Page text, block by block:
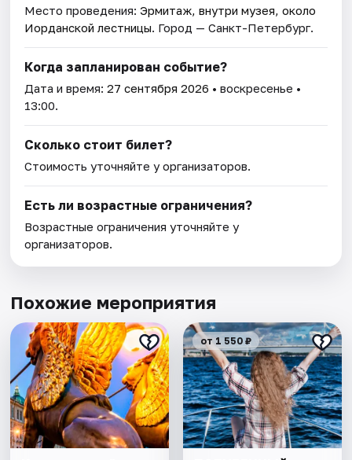
Место проведения:Эрмитаж, внутри музея, около
Иорданской лестницы. Город — Санкт-Петербург.
Когда запланирован событие?
Дата и время:27 сентября 2026 • воскресенье •
13:00.
Сколько стоит билет?
Стоимость уточняйте у организаторов.
Есть ли возрастные ограничения?
Возрастные ограничения уточняйте у
организаторов.
Похожие мероприятия
от 1 550 ₽